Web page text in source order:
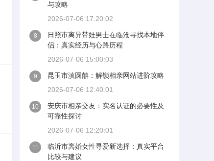
与攻略
2026-07-06 17:20:02
8
日照市离异带娃男士在临沧寻找本地伴
侣：真实经历与心路历程
2026-07-06 15:00:03
9
昆玉市滇圆囍：解锁相亲网站进阶攻略
2026-07-06 12:40:01
10
安庆市相亲交友：实名认证的必要性及
可靠性探讨
2026-07-06 12:20:01
11
临沂市离婚女性寻爱新选择：真实平台
比较与建议